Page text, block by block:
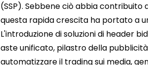
(SSP). Sebbene ciò abbia contribuito
questa rapida crescita ha portato a
L'introduzione di soluzioni di header
aste unificato, pilastro della
automatizzare il trading sui media,